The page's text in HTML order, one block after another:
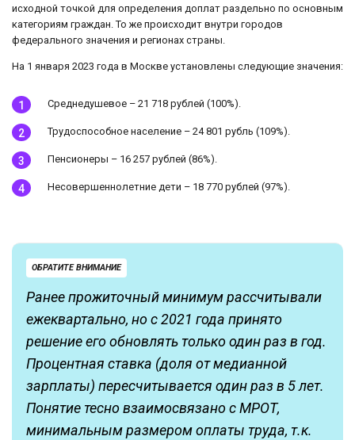
исходной точкой для определения доплат раздельно по основным
категориям граждан. То же происходит внутри городов
федерального значения и регионах страны.
На 1 января 2023 года в Москве установлены следующие значения:
Среднедушевое – 21 718 рублей (100%).
Трудоспособное население – 24 801 рубль (109%).
Пенсионеры – 16 257 рублей (86%).
Несовершеннолетние дети – 18 770 рублей (97%).
ОБРАТИТЕ ВНИМАНИЕ
Ранее прожиточный минимум рассчитывали
ежеквартально, но с 2021 года принято
решение его обновлять только один раз в год.
Процентная ставка (доля от медианной
зарплаты) пересчитывается один раз в 5 лет.
Понятие тесно взаимосвязано с МРОТ,
минимальным размером оплаты труда, т.к.